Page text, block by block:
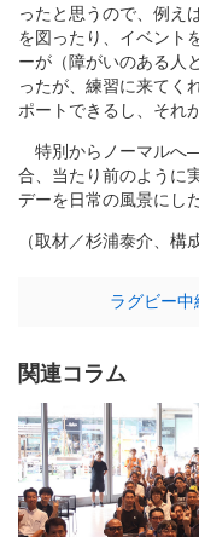
ったと思うので、例え
を図ったり、イベント
ーが（障がいのある人
ったが、練習に来てく
ポートできるし、それ
特別からノーマルへ
合、当たり前のように
デーを日常の風景にし
（取材／杉浦泰介、構
ラグビー
関連コラム